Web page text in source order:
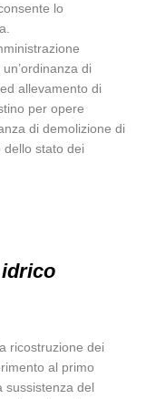
lo
di
allevamento di
per opere
di demolizione di
stato dei
ricostruzione dei
al primo
sussistenza del